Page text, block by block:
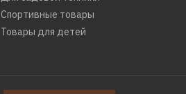
Спортивные товары
Товары для детей